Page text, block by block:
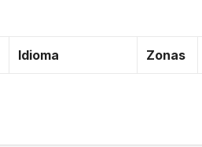
Idioma Zonas